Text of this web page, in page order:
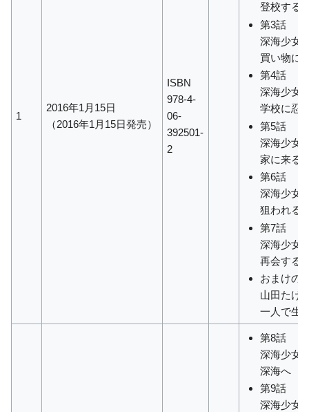
1
2016年1月15日
（2016年1月15日発売）
ISBN
978-4-
06-
392501-
2
登校する
第3話
深海少女
買い物に
第4話
深海少女
学校に忍
第5話
深海少女
家に来る
第6話
深海少女
狙われる
第7話
深海少女
再会する
おまけの
山田たけ
一人で生
第8話
深海少女
深海へ
第9話
深海少女